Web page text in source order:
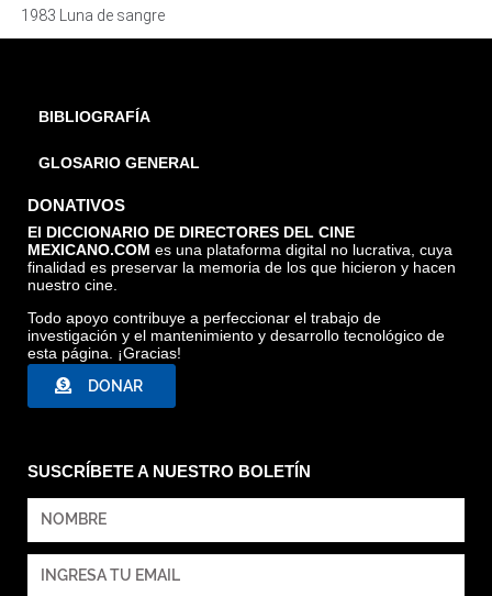
1983 Luna de sangre
BIBLIOGRAFÍA
GLOSARIO GENERAL
DONATIVOS
El DICCIONARIO DE DIRECTORES DEL CINE
MEXICANO.COM es una plataforma digital no lucrativa, cuya
finalidad es preservar la memoria de los que hicieron y hacen
nuestro cine.
Todo apoyo contribuye a perfeccionar el trabajo de
investigación y el mantenimiento y desarrollo tecnológico de
esta página. ¡Gracias!
DONAR
SUSCRÍBETE A NUESTRO BOLETÍN